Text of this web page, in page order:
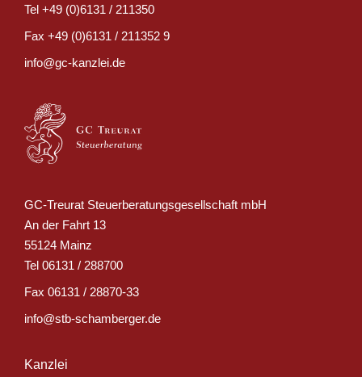
Tel +49 (0)6131 / 211350
Fax +49 (0)6131 / 211352 9
info@gc-kanzlei.de
Kanzlei
GC-Treurat Steuerberatungsgesellschaft mbH
An der Fahrt 13
55124 Mainz
Tel 06131 / 288700
Fax 06131 / 28870-33
info@stb-schamberger.de